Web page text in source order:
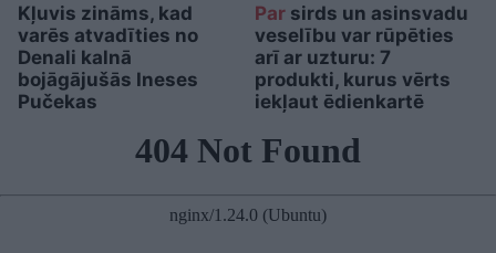
Kļuvis zināms, kad
varēs atvadīties no
Denali kalnā
bojāgājušās Ineses
Pučekas
Parsirds un asinsvadu
veselību var rūpēties
arī ar uzturu: 7
produkti, kurus vērts
iekļaut ēdienkartē